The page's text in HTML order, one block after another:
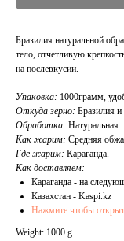
Бразилия натуральной
тело, отчетливую
на послевкусии.
Упаковка: 1000грамм,
Откуда зерно: Бразилия
Обработка: Натуральная.
Как жарим: Средняя
Где жарим: Караганда.
Как доставляем:
Караганда - на
Казахстан - Kaspi.kz
Нажмите чтобы
Weight: 1000 g